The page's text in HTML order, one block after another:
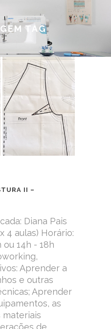
TAG
II –
Diana Pais
4 aulas) Horário:
ou 14h - 18h
Aprender a
e outras
Aprender
as